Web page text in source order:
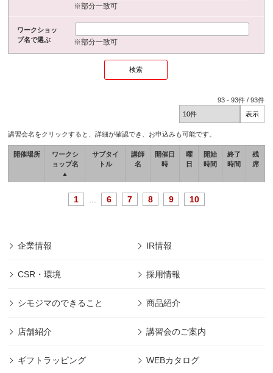
※部分一致可
ワークショッ
プ名で選ぶ
※部分一致可
93 -93件 /93件
講習会名をクリックすると、詳細が確認でき、お申込みも可能です。
開催場所
ワークシ
ョップ名
▲
サブタイ
トル
講師
名
開催日
時
曜
日
開始
時間
終了
時間
残
席
1 6 7 8 9 10
企業情報 IR情報
CSR・環境 採用情報
シモジマのできること 商品紹介
店舗紹介 講習会のご案内
ギフトラッピング WEBカタログ